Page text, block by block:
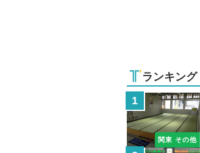
ランキング
関東 その他